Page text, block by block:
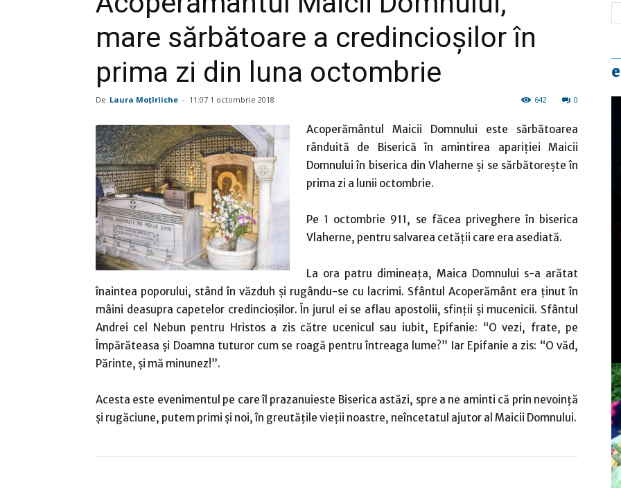
mare sărbătoare a credincioşilor în
prima zi din luna octombrie
De Laura Moţîrliche - 11:07 1 octombrie 2018 0
642
Acoperământul Maicii Domnului este sărbătoarea
rânduită de Biserică în amintirea apariţiei Maicii
Domnului în biserica din Vlaherne şi se sărbătoreşte în
prima zi a lunii octombrie.
Pe 1 octombrie 911, se făcea priveghere în biserica
Vlaherne, pentru salvarea cetăţii care era asediată.
La ora patru dimineaţa, Maica Domnului s-a arătat
înaintea poporului, stând în văzduh şi rugându-se cu lacrimi. Sfântul Acoperământ era ţinut în
mâini deasupra capetelor credincioşilor. În jurul ei se aflau apostolii, sfinţii şi mucenicii. Sfântul
Andrei cel Nebun pentru Hristos a zis către ucenicul sau iubit, Epifanie: “O vezi, frate, pe
Împărăteasa şi Doamna tuturor cum se roagă pentru întreaga lume?” Iar Epifanie a zis: “O văd,
Părinte, şi mă minunez!”.
Acesta este evenimentul pe care îl prazanuieste Biserica astăzi, spre a ne aminti că prin nevoinţă
şi rugăciune, putem primi şi noi, în greutăţile vieţii noastre, neîncetatul ajutor al Maicii Domnului.